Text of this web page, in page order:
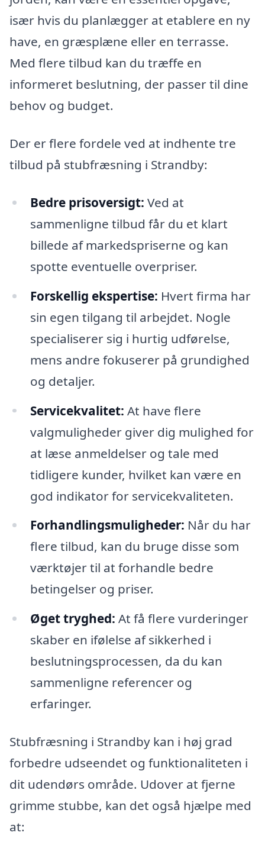
især hvis du planlægger at etablere en ny
have, en græsplæne eller en terrasse.
Med flere tilbud kan du træffe en
informeret beslutning, der passer til dine
behov og budget.
Der er flere fordele ved at indhente tre
tilbud på stubfræsning i Strandby:
Bedre prisoversigt: Ved at
sammenligne tilbud får du et klart
billede af markedspriserne og kan
spotte eventuelle overpriser.
Forskellig ekspertise: Hvert firma har
sin egen tilgang til arbejdet. Nogle
specialiserer sig i hurtig udførelse,
mens andre fokuserer på grundighed
og detaljer.
Servicekvalitet: At have flere
valgmuligheder giver dig mulighed for
at læse anmeldelser og tale med
tidligere kunder, hvilket kan være en
god indikator for servicekvaliteten.
Forhandlingsmuligheder: Når du har
flere tilbud, kan du bruge disse som
værktøjer til at forhandle bedre
betingelser og priser.
Øget tryghed: At få flere vurderinger
skaber en ifølelse af sikkerhed i
beslutningsprocessen, da du kan
sammenligne referencer og
erfaringer.
Stubfræsning i Strandby kan i høj grad
forbedre udseendet og funktionaliteten i
dit udendørs område. Udover at fjerne
grimme stubbe, kan det også hjælpe med
at: